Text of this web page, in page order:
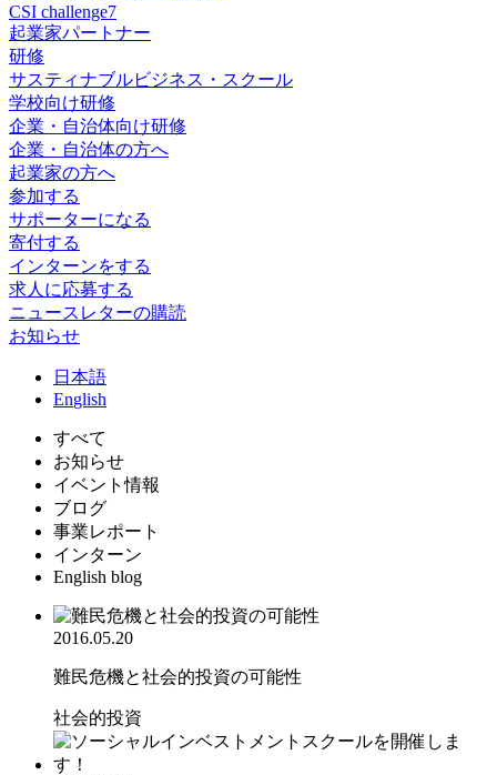
CSI challenge7
起業家パートナー
研修
サスティナブルビジネス・スクール
学校向け研修
企業・自治体向け研修
企業・自治体の方へ
起業家の方へ
参加する
サポーターになる
寄付する
インターンをする
求人に応募する
ニュースレターの購読
お知らせ
日 本語
English
すべて
お知らせ
イベント情報
ブログ
事業レポート
インターン
English blog
2016.05.20
難民危機と社会的投資の可能性
社会的投資